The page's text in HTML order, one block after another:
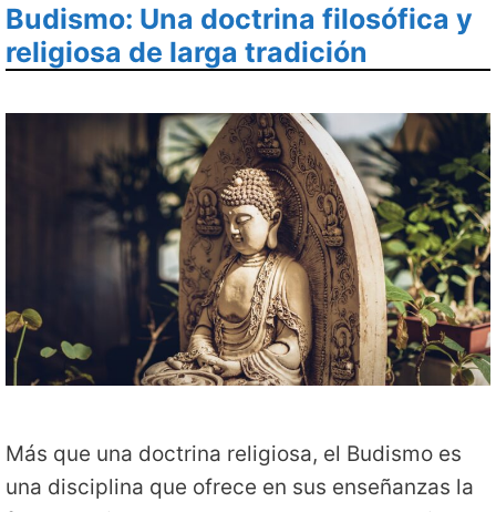
Budismo: Una doctrina filosófica y
religiosa de larga tradición
Más que una doctrina religiosa, el Budismo es
una disciplina que ofrece en sus enseñanzas la